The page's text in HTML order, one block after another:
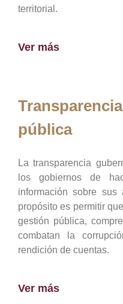
territorial.
Ver más
pública
La transparencia
los gobiernos de
información sobre sus
propósito es permitir
gestión pública,
combatan la
rendición de cuentas.
Ver más